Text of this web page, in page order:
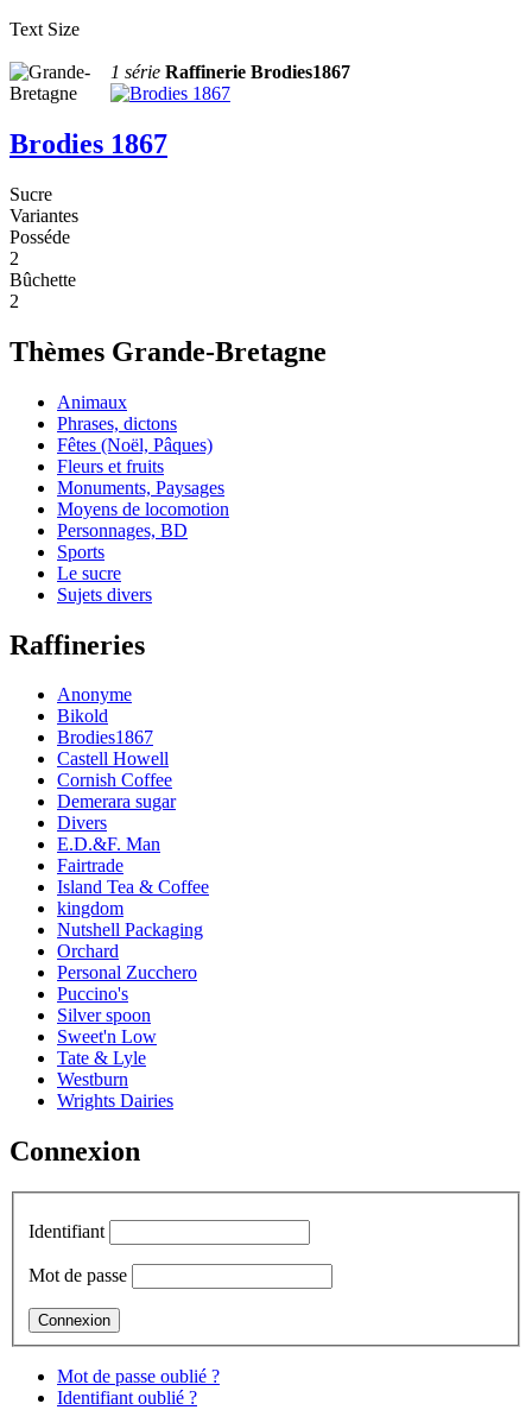
Text Size
1 série Raffinerie Brodies1867
Brodies 1867
Sucre
Variantes
Posséde
2
Bûchette
2
Thèmes Grande-Bretagne
Animaux
Phrases, dictons
Fêtes (Noël, Pâques)
Fleurs et fruits
Monuments, Paysages
Moyens de locomotion
Personnages, BD
Sports
Le sucre
Sujets divers
Raffineries
Anonyme
Bikold
Brodies1867
Castell Howell
Cornish Coffee
Demerara sugar
Divers
E.D.&F. Man
Fairtrade
Island Tea & Coffee
kingdom
Nutshell Packaging
Orchard
Personal Zucchero
Puccino's
Silver spoon
Sweet'n Low
Tate & Lyle
Westburn
Wrights Dairies
Connexion
Identifiant
Mot de passe
Mot de passe oublié ?
Identifiant oublié ?